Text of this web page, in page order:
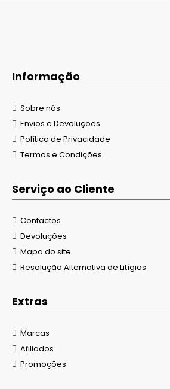
Informação
Sobre nós
Envios e Devoluções
Política de Privacidade
Termos e Condições
Serviço ao Cliente
Contactos
Devoluções
Mapa do site
Resolução Alternativa de Litígios
Extras
Marcas
Afiliados
Promoções